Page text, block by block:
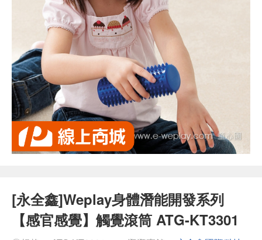
[永全鑫]Weplay身體潛能開發系列
【感官感覺】觸覺滾筒 ATG-KT3301